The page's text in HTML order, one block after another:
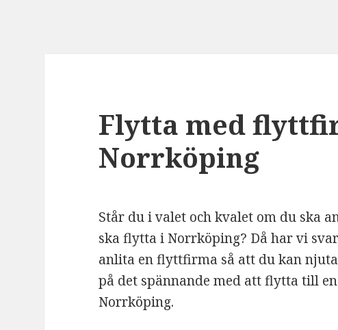
Flytta med
Norrköping
Står du i valet och kvalet om du ska
ska flytta i Norrköping? Då har vi
anlita en flyttfirma så att du kan
på det spännande med att flytta till
Norrköping.